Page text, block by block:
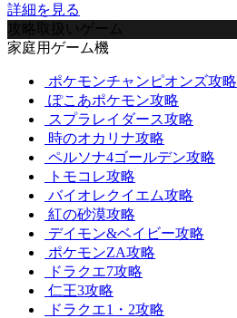
詳細を見る
攻略取扱いゲーム
家庭用ゲーム機
ポケモンチャンピオンズ攻略
ぽこあポケモン攻略
スプラレイダース攻略
時のオカリナ攻略
ペルソナ4ゴールデン攻略
トモコレ攻略
バイオレクイエム攻略
紅の砂漠攻略
デイモン&ベイビー攻略
ポケモンZA攻略
ドラクエ7攻略
仁王3攻略
ドラクエ1・2攻略